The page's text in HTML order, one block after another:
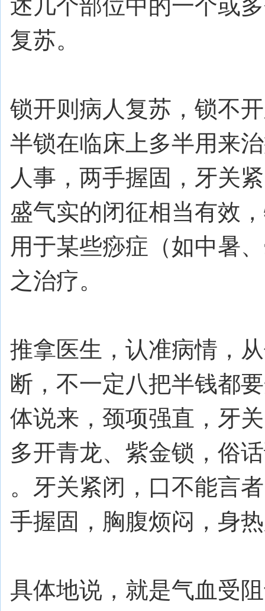
述几个部位中的一个或
复苏。
锁开则病人复苏，锁不
半锁在临床上多半用来
人事，两手握固，牙关
盛气实的闭征相当有效
用于某些痧症（如中暑
之治疗。
推拿医生，认准病情，
断，不一定八把半钱都
体说来，颈项强直，牙
多开青龙、紫金锁，俗
。牙关紧闭，口不能言
手握固，胸腹烦闷，身
具体地说，就是气血受